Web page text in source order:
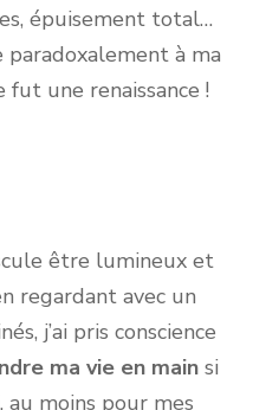
épuisement total…
paradoxalement à ma
une renaissance !
être lumineux et
regardant avec un
j’ai pris conscience
ma vie en main si
au moins pour mes